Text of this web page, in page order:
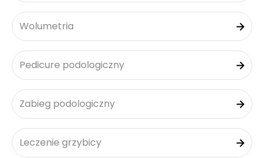
Wolumetria
Pedicure podologiczny
Zabieg podologiczny
Leczenie grzybicy